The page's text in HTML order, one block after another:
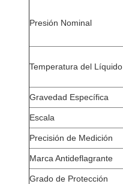
Presión Nominal
Temperatura del Líquido
Gravedad Específica
Escala
Precisión de Medición
Marca Antideflagrante
Grado de Protección